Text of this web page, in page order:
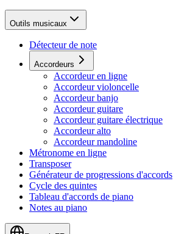
Outils musicaux
Détecteur de note
Accordeurs
Accordeur en ligne
Accordeur violoncelle
Accordeur banjo
Accordeur guitare
Accordeur guitare électrique
Accordeur alto
Accordeur mandoline
Métronome en ligne
Transposer
Générateur de progressions d'accords
Cycle des quintes
Tableau d'accords de piano
Notes au piano